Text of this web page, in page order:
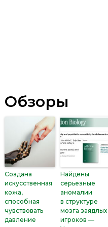
Обзоры
Создана
искусственная
кожа,
способная
чувствовать
давление
Найдены
серьезные
аномалии
в структуре
мозга заядлых
игроков —